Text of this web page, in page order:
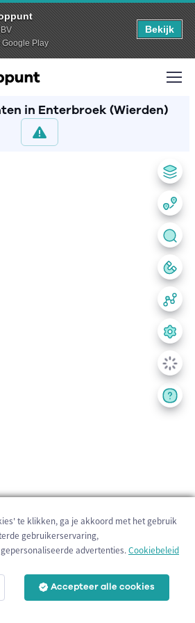
Google Play
Bekijk
in Enterbroek (Wierden)
te klikken, ga je akkoord met het gebruik
gebruikerservaring,
advertenties.Cookiebeleid
Accepteer alle cookies